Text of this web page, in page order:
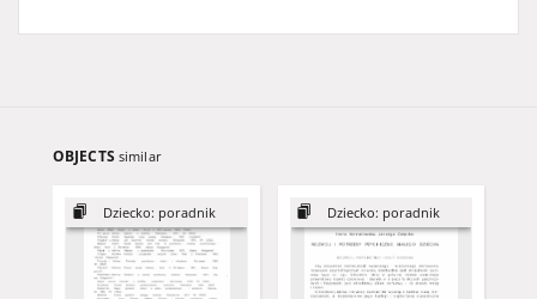
OBJECTS similar
Dziecko: poradnik Dziecko: poradnik